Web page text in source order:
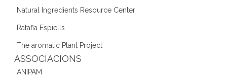
Natural Ingredients Resource Center
Ratafia Espiells
The aromatic Plant Project
ASSOCIACIONS
ANIPAM